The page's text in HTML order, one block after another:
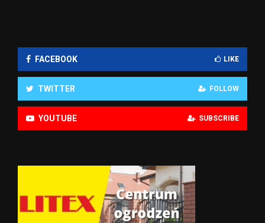
FACEBOOK LIKE
TWITTER FOLLOW
YOUTUBE SUBSCRIBE